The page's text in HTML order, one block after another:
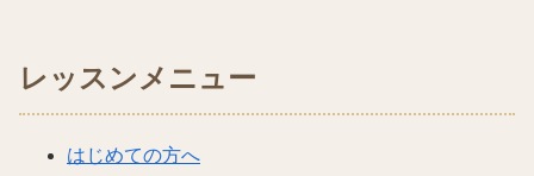
レッスンメニュー
はじめての方へ